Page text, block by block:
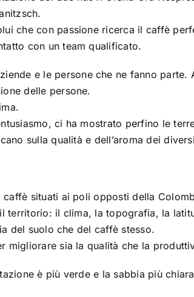
che con passione ricerca il caffè
con un team qualificato.
e le persone che ne fanno parte.
delle persone.
ci ha mostrato perfino le
sulla qualità e dell’aroma dei
situati ai poli opposti della
territorio: il clima, la topografia, la
del suolo che del caffè stesso.
migliorare sia la qualità che la
è più verde e la sabbia più